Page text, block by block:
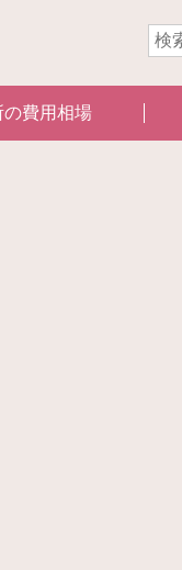
費用相場